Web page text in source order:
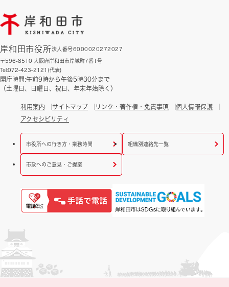
岸和田市役所法人番号6000020272027
〒596-8510 大阪府岸和田市岸城町7番1号
Tel:072-423-2121(代表)
開庁時間:午前9時から午後5時30分まで
（土曜日、日曜日、祝日、年末年始除く）
利用案内 サイトマップ リンク・著作権・免責事項
個人情報保護
アクセシビリティ
市役所への行き方・業務時間 組織別連絡先一覧
市政へのご意見・ご提案